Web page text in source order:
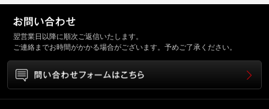
翌営業日以降に順次ご返信いたします。
ご連絡までお時間がかかる場合がございます。予めご了承ください。